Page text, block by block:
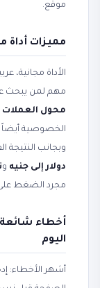
موقع.
مميزات أداة
الأداة مجانية،
مهم لمن يبحث
محول العملات - 170+ عملة
الخصوصية أيضاً
وبجانب النتيجة
دولار إلى جنيه و
مجرد الضغط
أخطاء
اليوم
أشهر الأخطاء: